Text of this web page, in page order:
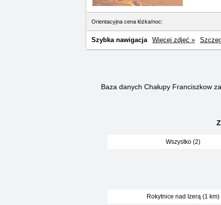
Orientacyjna cena łóżka/noc:
Szybka nawigacja Więcej zdjęć »
Baza danych Chałupy Franciszkow
Wszystko (2)
Rokytnice nad Izerą (1 km)